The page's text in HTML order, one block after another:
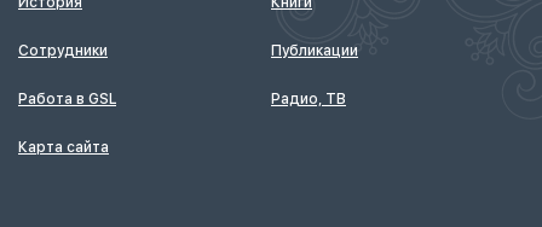
Сотрудники
Работа в GSL
Карта сайта
Публикации
Радио, ТВ